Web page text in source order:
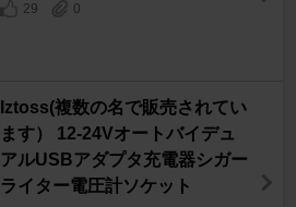
29
0
Iztoss(複数の名で販売されてい
ます） 12-24Vオートバイデュ
アルUSBアダプタ充電器シガー
ライター電圧計ソケット